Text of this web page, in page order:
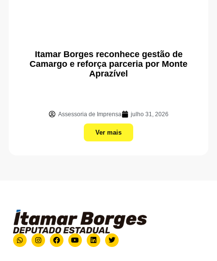
Itamar Borges reconhece gestão de
Camargo e reforça parceria por Monte
Aprazível
Assessoria de Imprensa julho 31, 2026
Ver mais